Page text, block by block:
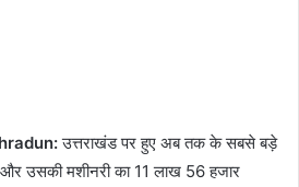
उत्तराखंड पर हुए अब तक के सबसे बड़े
उसकी मशीनरी का 11 लाख 56 हजार